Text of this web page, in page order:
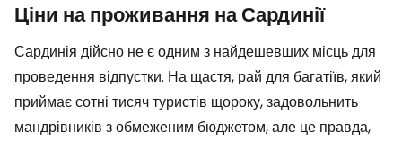
Ціни на проживання на Сардинії
Сардинія дійсно не є одним з найдешевших місць для
проведення відпустки. На щастя, рай для багатіїв, який
приймає сотні тисяч туристів щороку, задовольнить
мандрівників з обмеженим бюджетом, але це правда,